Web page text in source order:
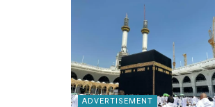
ADVERTISEMENT